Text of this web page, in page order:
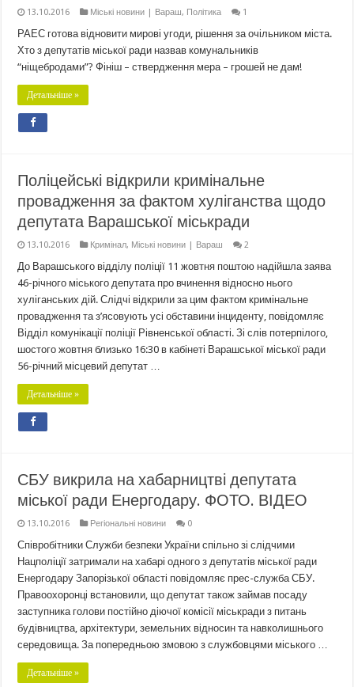
13.10.2016 Міські новини | Вараш, Політика 1
РАЕС готова відновити мирові угоди, рішення за очільником міста.
Хто з депутатів міської ради назвав комунальників
“ніщебродами”? Фініш – ствердження мера – грошей не дам!
Детальніше »
Поліцейські відкрили кримінальне
провадження за фактом хуліганства щодо
депутата Варашської міськради
13.10.2016 Кримінал, Міські новини | Вараш 2
До Варашського відділу поліції 11 жовтня поштою надійшла заява
46-річного міського депутата про вчинення відносно нього
хуліганських дій. Слідчі відкрили за цим фактом кримінальне
провадження та з’ясовують усі обставини інциденту, повідомляє
Відділ комунікації поліції Рівненської області. Зі слів потерпілого,
шостого жовтня близько 16:30 в кабінеті Варашської міської ради
56-річний місцевий депутат …
Детальніше »
СБУ викрила на хабарництві депутата
міської ради Енергодару. ФОТО. ВІДЕО
13.10.2016 Регіональні новини 0
Співробітники Служби безпеки України спільно зі слідчими
Нацполіції затримали на хабарі одного з депутатів міської ради
Енергодару Запорізької області повідомляє прес-служба СБУ.
Правоохоронці встановили, що депутат також займав посаду
заступника голови постійно діючої комісії міськради з питань
будівництва, архітектури, земельних відносин та навколишнього
середовища. За попередньою змовою з службовцями міського …
Детальніше »